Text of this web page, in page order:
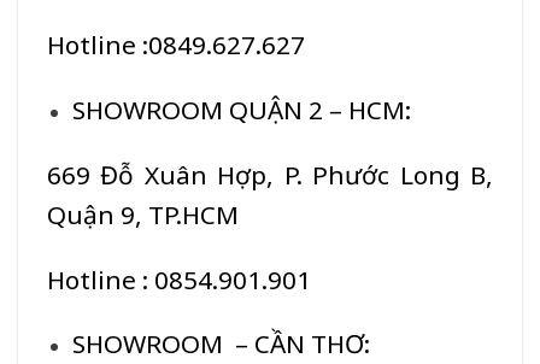
Hotline :0849.627.627
SHOWROOM QUẬN 2 – HCM:
669 Đỗ Xuân Hợp, P. Phước Long B,
Quận 9, TP.HCM
Hotline : 0854.901.901
SHOWROOM – CẦN THƠ: